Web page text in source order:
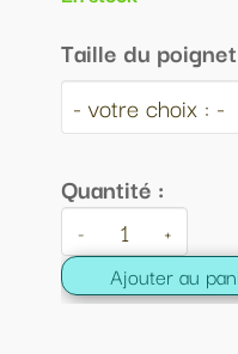
Taille du
Quantité :
- +
Ajouter au